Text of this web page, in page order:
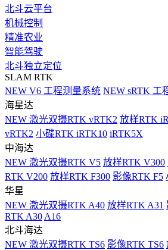
北斗云平台
机械控制
精准农业
智能驾驶
北斗独立定位
SLAM RTK
NEW V6 工程测量系统 NEW sRTK 工
海星达
NEW 激光双摄RTK vRTK2 放样RTK
vRTK2 小碟RTK iRTK10 iRTK5X
中海达
NEW 激光双摄RTK V5 放样RTK V300
RTK V200 放样RTK F300 影像RTK F5
华星
NEW 激光双摄RTK A40 放样RTK A31
RTK A30 A16
北斗海达
NEW 激光双摄RTK TS6 影像RTK TS6